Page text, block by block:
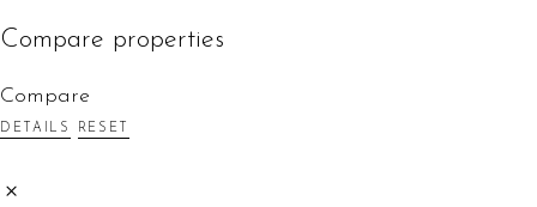
Compare properties
Compare
DETAILS RESET